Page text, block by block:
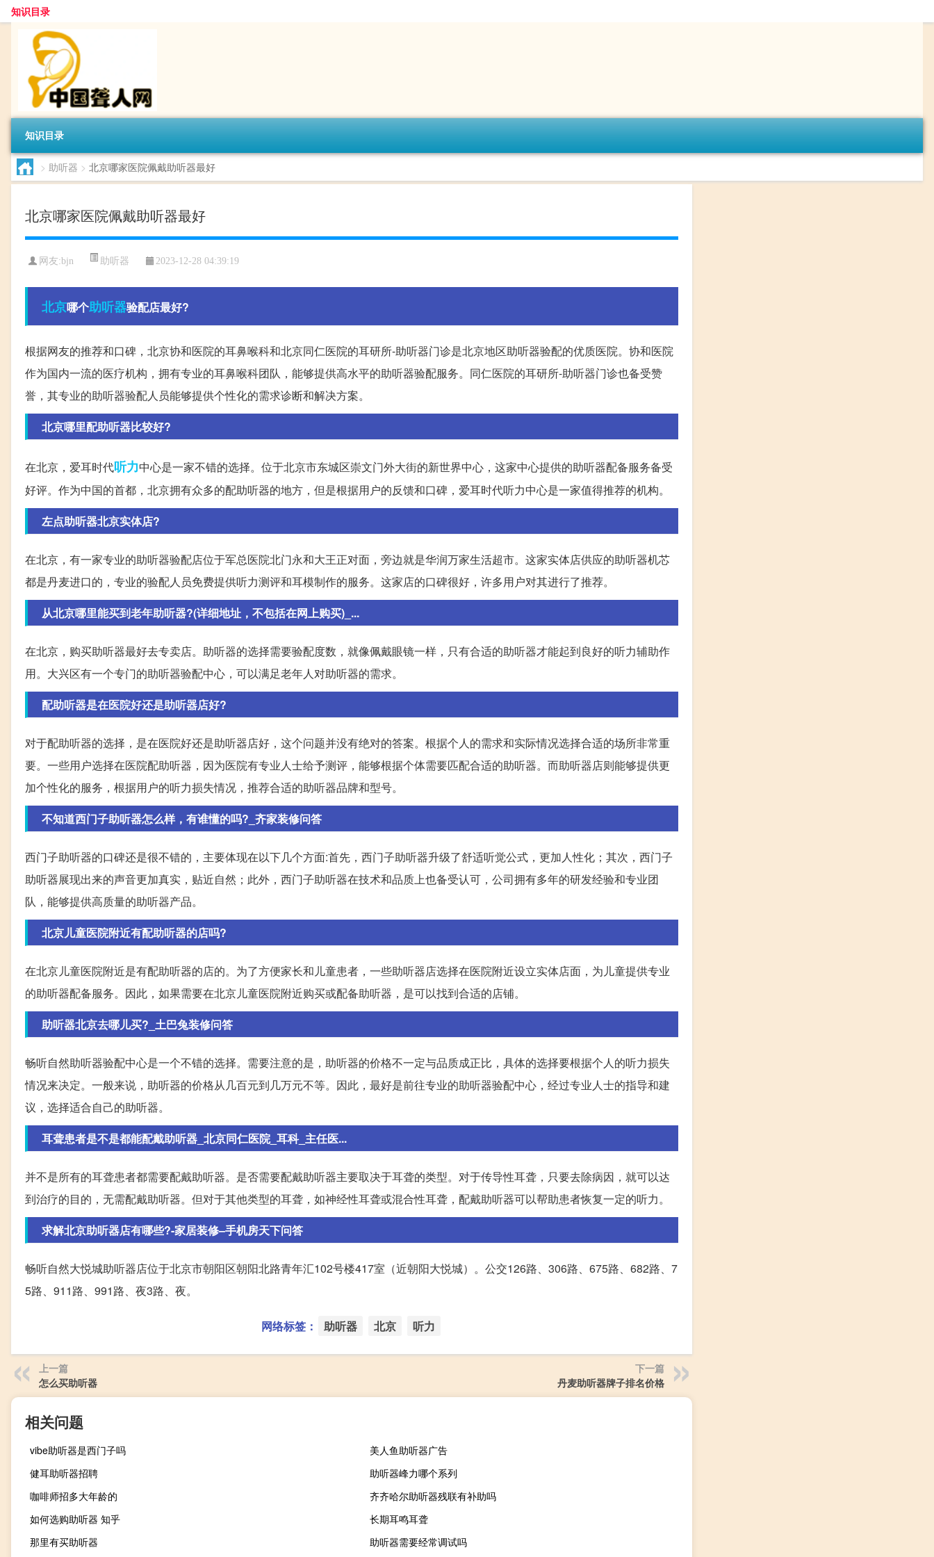
知识目录
知识目录
> 助听器 > 北京哪家医院佩戴助听器最好
北京哪家医院佩戴助听器最好
网友:bjn 助听器 2023-12-28 04:39:19
北京哪个助听器验配店最好?
根据网友的推荐和口碑，北京协和医院的耳鼻喉科和北京同仁医院的耳研所-助听器门诊是北京地区助听器验配的优质医院。协和医院
作为国内一流的医疗机构，拥有专业的耳鼻喉科团队，能够提供高水平的助听器验配服务。同仁医院的耳研所-助听器门诊也备受赞
誉，其专业的助听器验配人员能够提供个性化的需求诊断和解决方案。
北京哪里配助听器比较好?
在北京，爱耳时代听力中心是一家不错的选择。位于北京市东城区崇文门外大街的新世界中心，这家中心提供的助听器配备服务备受
好评。作为中国的首都，北京拥有众多的配助听器的地方，但是根据用户的反馈和口碑，爱耳时代听力中心是一家值得推荐的机构。
左点助听器北京实体店?
在北京，有一家专业的助听器验配店位于军总医院北门永和大王正对面，旁边就是华润万家生活超市。这家实体店供应的助听器机芯
都是丹麦进口的，专业的验配人员免费提供听力测评和耳模制作的服务。这家店的口碑很好，许多用户对其进行了推荐。
从北京哪里能买到老年助听器?(详细地址，不包括在网上购买)_...
在北京，购买助听器最好去专卖店。助听器的选择需要验配度数，就像佩戴眼镜一样，只有合适的助听器才能起到良好的听力辅助作
用。大兴区有一个专门的助听器验配中心，可以满足老年人对助听器的需求。
配助听器是在医院好还是助听器店好?
对于配助听器的选择，是在医院好还是助听器店好，这个问题并没有绝对的答案。根据个人的需求和实际情况选择合适的场所非常重
要。一些用户选择在医院配助听器，因为医院有专业人士给予测评，能够根据个体需要匹配合适的助听器。而助听器店则能够提供更
加个性化的服务，根据用户的听力损失情况，推荐合适的助听器品牌和型号。
不知道西门子助听器怎么样，有谁懂的吗?_齐家装修问答
西门子助听器的口碑还是很不错的，主要体现在以下几个方面:首先，西门子助听器升级了舒适听觉公式，更加人性化；其次，西门子
助听器展现出来的声音更加真实，贴近自然；此外，西门子助听器在技术和品质上也备受认可，公司拥有多年的研发经验和专业团
队，能够提供高质量的助听器产品。
北京儿童医院附近有配助听器的店吗?
在北京儿童医院附近是有配助听器的店的。为了方便家长和儿童患者，一些助听器店选择在医院附近设立实体店面，为儿童提供专业
的助听器配备服务。因此，如果需要在北京儿童医院附近购买或配备助听器，是可以找到合适的店铺。
助听器北京去哪儿买?_土巴兔装修问答
畅听自然助听器验配中心是一个不错的选择。需要注意的是，助听器的价格不一定与品质成正比，具体的选择要根据个人的听力损失
情况来决定。一般来说，助听器的价格从几百元到几万元不等。因此，最好是前往专业的助听器验配中心，经过专业人士的指导和建
议，选择适合自己的助听器。
耳聋患者是不是都能配戴助听器_北京同仁医院_耳科_主任医...
并不是所有的耳聋患者都需要配戴助听器。是否需要配戴助听器主要取决于耳聋的类型。对于传导性耳聋，只要去除病因，就可以达
到治疗的目的，无需配戴助听器。但对于其他类型的耳聋，如神经性耳聋或混合性耳聋，配戴助听器可以帮助患者恢复一定的听力。
求解北京助听器店有哪些?-家居装修–手机房天下问答
畅听自然大悦城助听器店位于北京市朝阳区朝阳北路青年汇102号楼417室（近朝阳大悦城）。公交126路、306路、675路、682路、7
5路、911路、991路、夜3路、夜。
网络标签： 助听器 北京 听力
上一篇
怎么买助听器
下一篇
丹麦助听器牌子排名价格
相关问题
vibe助听器是西门子吗
美人鱼助听器广告
健耳助听器招聘
助听器峰力哪个系列
咖啡师招多大年龄的
齐齐哈尔助听器残联有补助吗
如何选购助听器 知乎
长期耳鸣耳聋
那里有买助听器
助听器需要经常调试吗